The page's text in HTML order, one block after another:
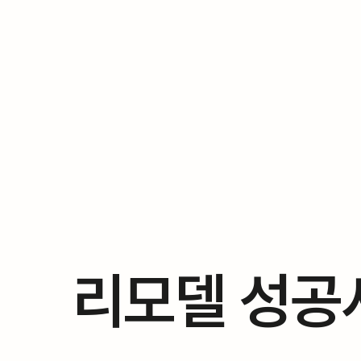
리모델 성공